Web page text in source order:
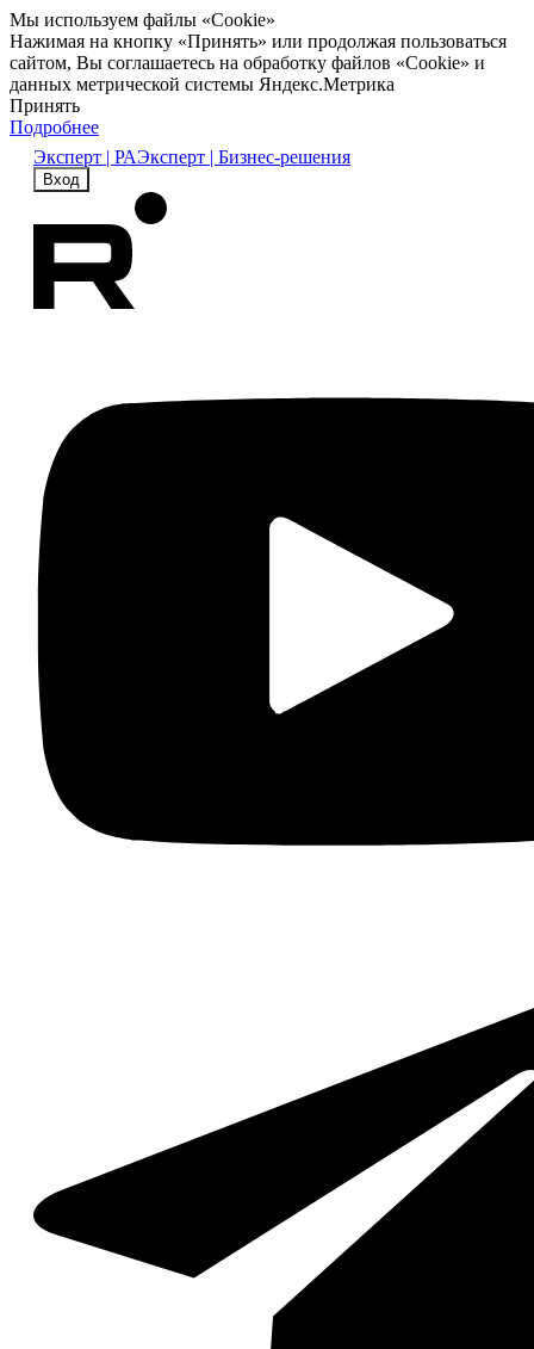
Мы используем файлы «Cookie»
Нажимая на кнопку «Принять» или продолжая пользоваться
сайтом, Вы соглашаетесь на обработку файлов «Cookie» и
данных метрической системы Яндекс.Метрика
Принять
Подробнее
Эксперт | РАЭксперт | Бизнес-решения
Вход